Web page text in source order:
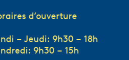
d’ouverture
– Jeudi: 9h30 – 18h
9h30 – 15h